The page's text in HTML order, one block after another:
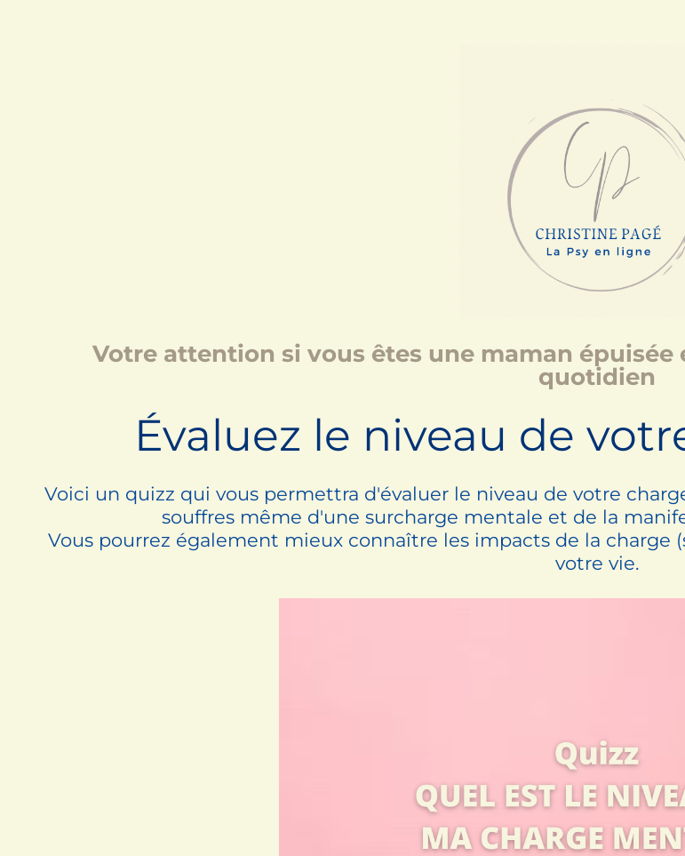
Votre attention si vous êtes une maman
quotidien
Évaluez le niveau de
Voici un quizz qui vous permettra d'évaluer le niveau de votre
souffres même d'une surcharge mentale et de la
Vous pourrez également mieux connaître les impacts de la charge
votre vie.